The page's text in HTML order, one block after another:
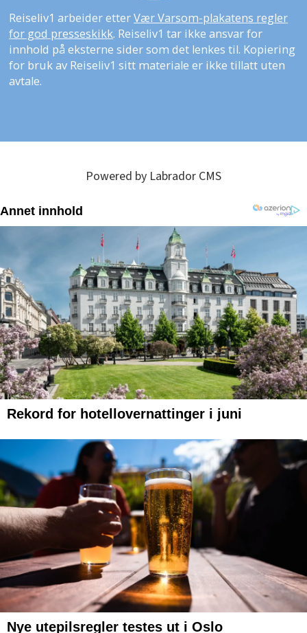
Reiseliv1 arbeider etterVær Varsom-plakatens regler
for god presseskikk. Reiseliv1 tar ikke ansvar for
innhold på eksterne sider som det lenkes til. Kopiering
for bruk av Reiseliv1 sitt materiale er ikke tillatt uten
avtale.
Powered by Labrador CMS